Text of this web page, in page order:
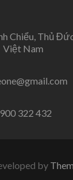
Chiểu, Thủ
Việt Nam
322 432
by